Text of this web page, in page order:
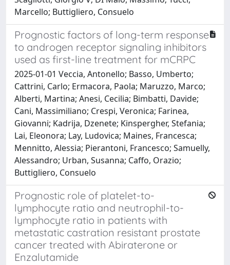
Marcello; Buttigliero, Consuelo
Prognostic factors of long-term response
to androgen receptor signaling inhibitors
used as first-line treatment for mCRPC
2025-01-01 Veccia, Antonello; Basso, Umberto;
Cattrini, Carlo; Ermacora, Paola; Maruzzo, Marco;
Alberti, Martina; Anesi, Cecilia; Bimbatti, Davide;
Cani, Massimiliano; Crespi, Veronica; Farinea,
Giovanni; Kadrija, Dzenete; Kinspergher, Stefania;
Lai, Eleonora; Lay, Ludovica; Maines, Francesca;
Mennitto, Alessia; Pierantoni, Francesco; Samuelly,
Alessandro; Urban, Susanna; Caffo, Orazio;
Buttigliero, Consuelo
Prognostic role of platelet-to-
lymphocyte ratio and neutrophil-to-
lymphocyte ratio in patients with
metastatic castration resistant prostate
cancer treated with Abiraterone or
Enzalutamide